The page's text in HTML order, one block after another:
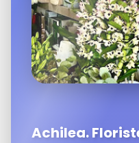
Achilea.